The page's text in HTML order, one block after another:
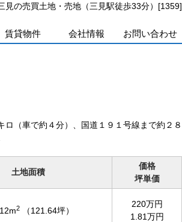
見の売買土地・売地（三見駅徒歩33分）[1359]
賃貸物件 会社情報 お問い合わせ
（車で約４分）、国道１９１号線まで約２８
土地面積
価格
坪単価
2 （121.64坪）
220万円
1.81万円